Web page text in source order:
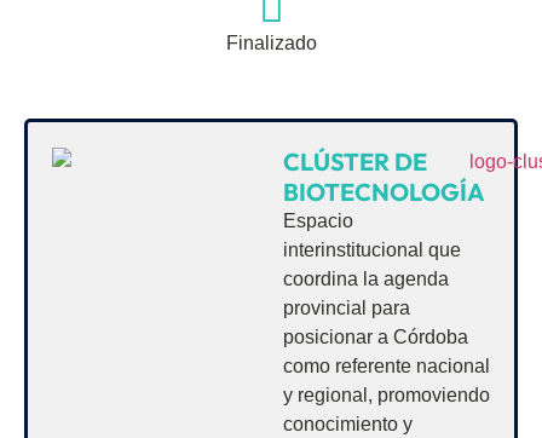
Finalizado
CLÚSTER DE
BIOTECNOLOGÍA
Espacio
interinstitucional que
coordina la agenda
provincial para
posicionar a Córdoba
como referente nacional
y regional, promoviendo
conocimiento y